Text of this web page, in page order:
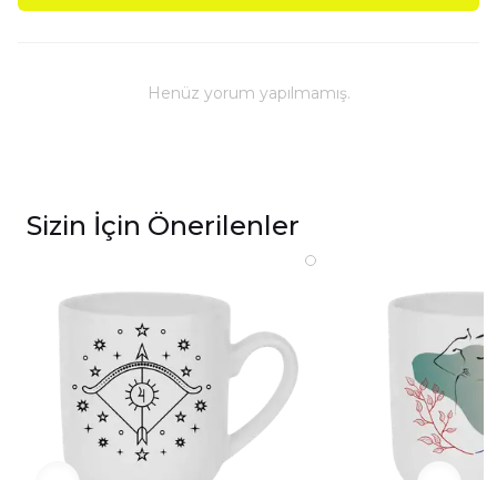
Henüz yorum yapılmamış.
Sizin İçin Önerilenler